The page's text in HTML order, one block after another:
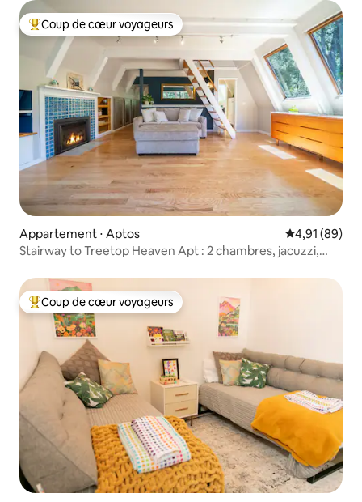
Coups de cœur voyageurs les plus appréciés
Coup de cœur voyageurs
Appartement ⋅ Aptos Évaluation
4,91 (89)
Stairway to Treetop Heaven Apt : 2 chambres, jacuzzi,
Coups de cœur voyageurs les plus appréciés
Coup de cœur voyageurs